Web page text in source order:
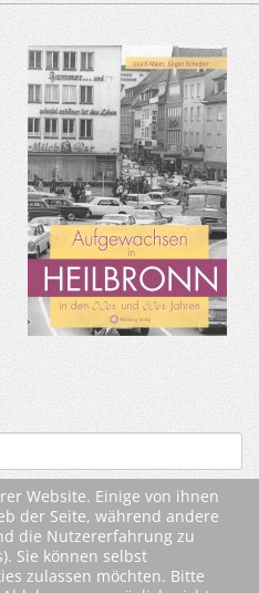
Website. Einige von ihnen
der Seite, während andere
die Nutzererfahrung zu
Sie können selbst
zulassen möchten. Bitte